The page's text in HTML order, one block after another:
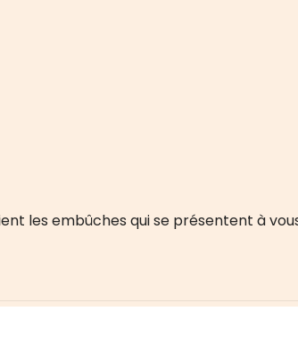
les embûches qui se présentent à